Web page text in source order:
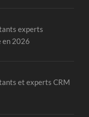
experts
en 2026
et experts CRM